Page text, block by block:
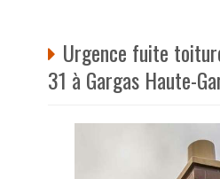
Urgence fuite
31 à Gargas Haute-